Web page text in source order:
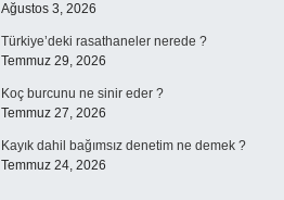
Ağustos 3, 2026
Türkiye’deki rasathaneler nerede ?
Temmuz 29, 2026
Koç burcunu ne sinir eder ?
Temmuz 27, 2026
Kayık dahil bağımsız denetim ne demek ?
Temmuz 24, 2026